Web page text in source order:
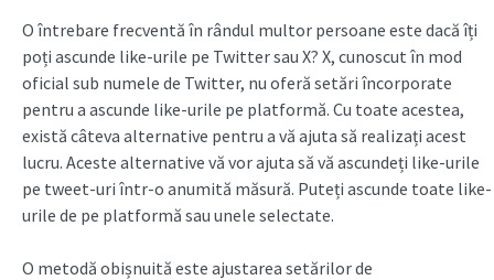
O întrebare frecventă în rândul multor persoane este dacă îți
poți ascunde like-urile pe Twitter sau X? X, cunoscut în mod
oficial sub numele de Twitter, nu oferă setări încorporate
pentru a ascunde like-urile pe platformă. Cu toate acestea,
există câteva alternative pentru a vă ajuta să realizați acest
lucru. Aceste alternative vă vor ajuta să vă ascundeți like-urile
pe tweet-uri într-o anumită măsură. Puteți ascunde toate like-
urile de pe platformă sau unele selectate.
O metodă obișnuită este ajustarea setărilor de